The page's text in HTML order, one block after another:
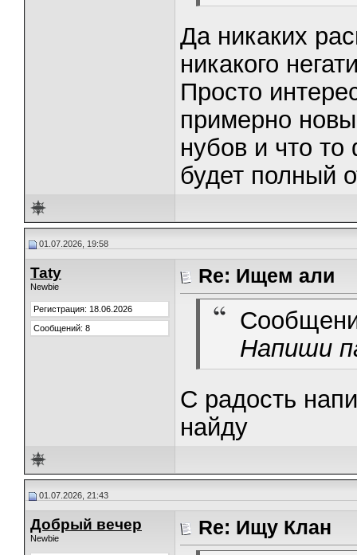
Да никаких
никакого
Просто
примерно
нубов и что
будет полный
01.07.2026, 19:58
Taty
Newbie
Регистрация: 18.06.2026
Сообщений: 8
Re: Ищем али
Напиши
С радость
найду
01.07.2026, 21:43
Добрый вечер
Newbie Re: Ищу Клан